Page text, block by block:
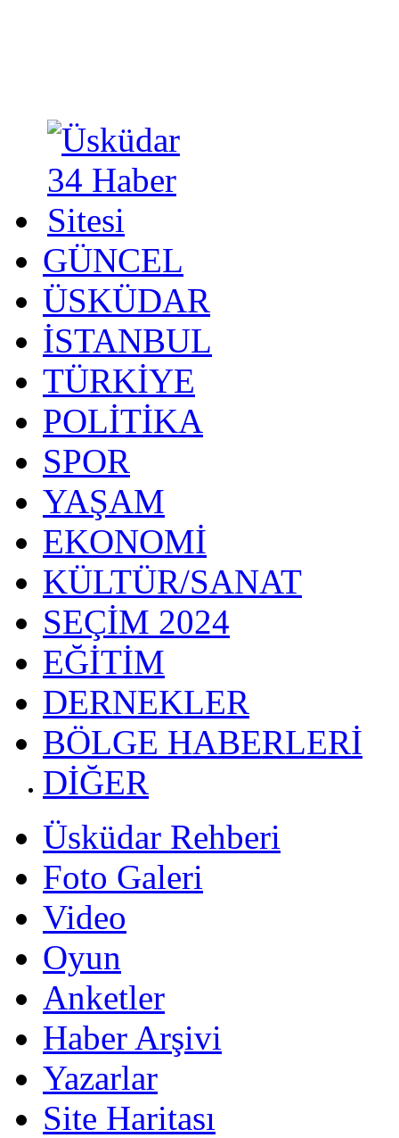
GÜNCEL
ÜSKÜDAR
İSTANBUL
TÜRKİYE
POLİTİKA
SPOR
YAŞAM
EKONOMİ
KÜLTÜR/SANAT
SEÇİM 2024
EĞİTİM
DERNEKLER
BÖLGE HABERLERİ
DİĞER
Üsküdar Rehberi
Foto Galeri
Video
Oyun
Anketler
Haber Arşivi
Yazarlar
Site Haritası